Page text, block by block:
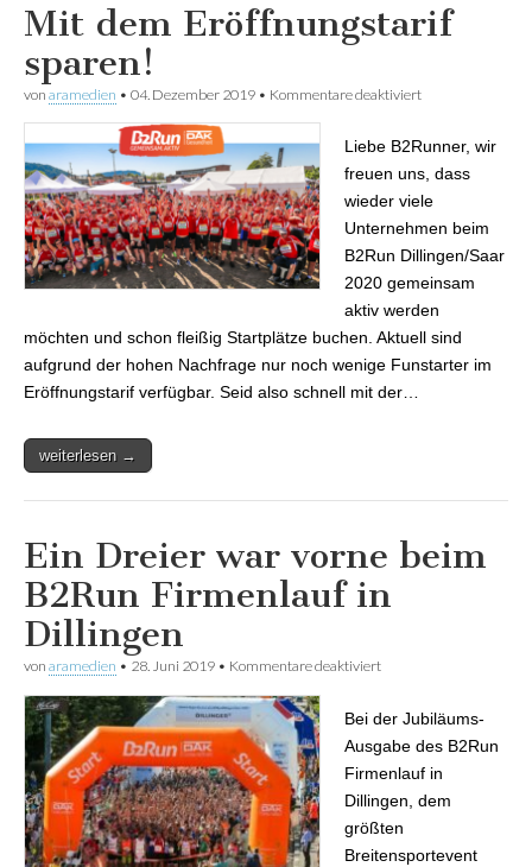
Mit dem Eröffnungstarif
sparen!
von aramedien • 04. Dezember 2019 • Kommentare deaktiviert
Liebe B2Runner, wir
freuen uns, dass
wieder viele
Unternehmen beim
B2Run Dillingen/Saar
2020 gemeinsam
aktiv werden
möchten und schon fleißig Startplätze buchen. Aktuell sind
aufgrund der hohen Nachfrage nur noch wenige Funstarter im
Eröffnungstarif verfügbar. Seid also schnell mit der…
weiterlesen →
Ein Dreier war vorne beim
B2Run Firmenlauf in
Dillingen
von aramedien • 28. Juni 2019 • Kommentare deaktiviert
Bei der Jubiläums-
Ausgabe des B2Run
Firmenlauf in
Dillingen, dem
größten
Breitensportevent